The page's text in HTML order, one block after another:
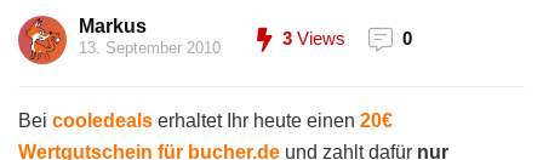
Markus
13. September 2010 3 Views 0
Bei cooledeals erhaltet Ihr heute einen 20€
Wertgutschein für bucher.de und zahlt dafür nur